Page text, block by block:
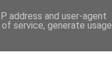
address and user-agent
service, generate usage